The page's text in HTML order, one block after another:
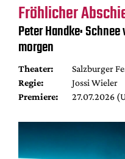
Fröhlicher
Peter Handke:
morgen
Theater:
Salzburger
Regie:
Jossi Wieler
Premiere:
27.07.2026